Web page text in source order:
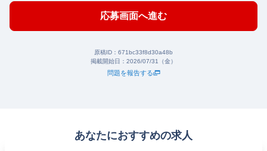
応募画面へ進む
原稿ID： 671bc33f8d30a48b
掲載開始日： 2026/07/31（金）
問題を報告する
あなたにおすすめの求人